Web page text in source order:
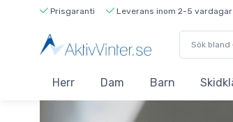
Prisgaranti Leverans inom 2-5 vardagar
Herr Dam Barn